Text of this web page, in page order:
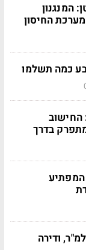
המנגנון
החיסון
כמה תשלמו
החישוב
המפתיע
שקל למ"ר, ודירה